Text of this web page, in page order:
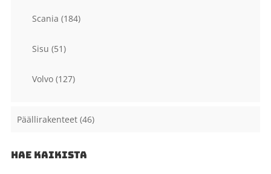
Scania (184)
Sisu (51)
Volvo (127)
Päällirakenteet (46)
HAE KAIKISTA